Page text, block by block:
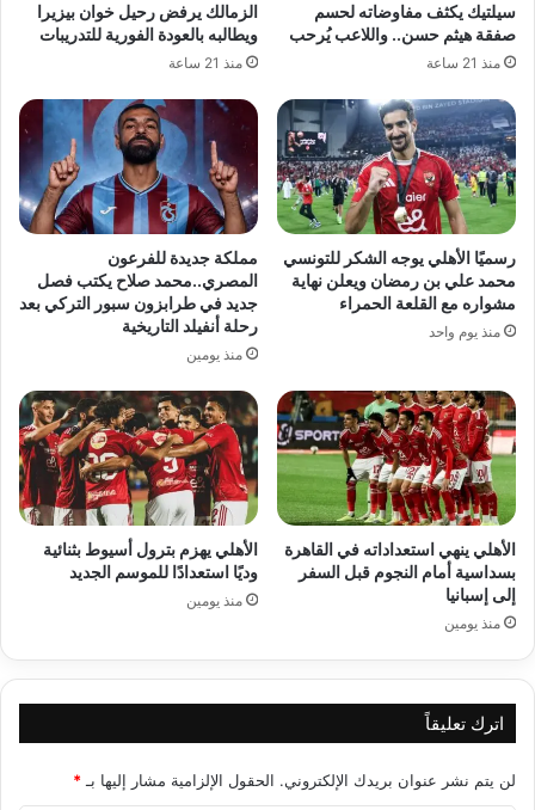
سيلتيك يكثف مفاوضاته لحسم
صفقة هيثم حسن.. واللاعب يُرحب
منذ 21 ساعة
الزمالك يرفض رحيل خوان بيزيرا
ويطالبه بالعودة الفورية للتدريبات
منذ 21 ساعة
رسميًا الأهلي يوجه الشكر للتونسي
محمد علي بن رمضان ويعلن نهاية
مشواره مع القلعة الحمراء
منذ يوم واحد
مملكة جديدة للفرعون
المصري..محمد صلاح يكتب فصل
جديد في طرابزون سبور التركي بعد
رحلة أنفيلد التاريخية
منذ يومين
الأهلي ينهي استعداداته في القاهرة
بسداسية أمام النجوم قبل السفر
إلى إسبانيا
منذ يومين
الأهلي يهزم بترول أسيوط بثنائية
وديًا استعدادًا للموسم الجديد
منذ يومين
اترك تعليقاً
لن يتم نشر عنوان بريدك الإلكتروني. الحقول الإلزامية مشار إليها بـ *